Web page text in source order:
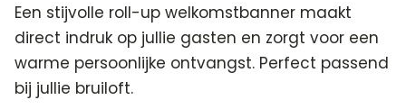
Een stijvolle roll-up welkomstbanner maakt
direct indruk op jullie gasten en zorgt voor een
warme persoonlijke ontvangst. Perfect passend
bij jullie bruiloft.